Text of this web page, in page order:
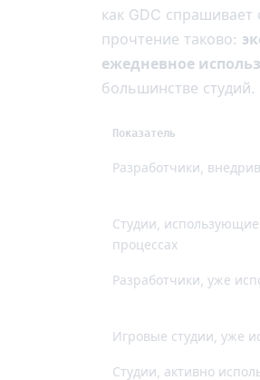
как GDC
прочтение таково:
ежедневное
большинстве студий.
Показатель
Разработчики,
Студии,
процессах
Разработчики, уже
Игровые студии, уже
Студии, активно